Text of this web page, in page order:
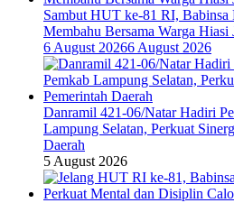
Sambut HUT ke-81 RI, Babinsa
Membahu Bersama Warga Hiasi
6 August 20266 August 2026
Danramil 421-06/Natar Hadiri
Lampung Selatan, Perkuat
Daerah
5 August 2026